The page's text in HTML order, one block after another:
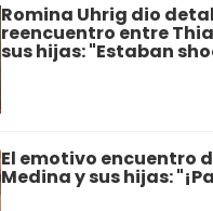
Romina Uhrig dio
reencuentro entre
sus hijas: "Estaban
El emotivo encuentro
Medina y sus hijas: